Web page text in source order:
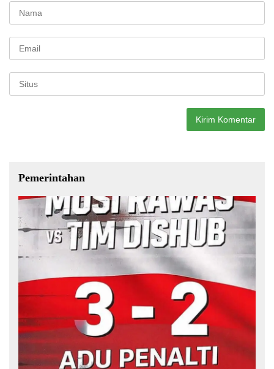
Pemerintahan